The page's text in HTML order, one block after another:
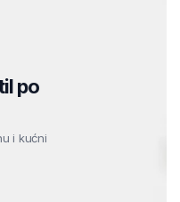
po
i kućni